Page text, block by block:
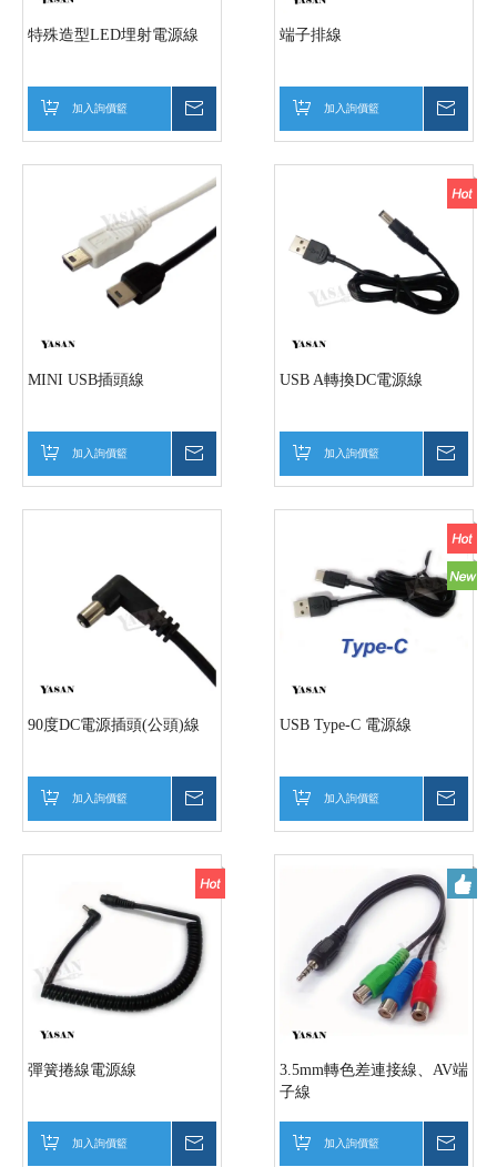
特殊造型LED埋射電源線
加入詢價籃
端子排線
加入詢價籃
MINI USB插頭線
加入詢價籃
USB A轉換DC電源線
加入詢價籃
90度DC電源插頭(公頭)線
加入詢價籃
USB Type-C 電源線
加入詢價籃
彈簧捲線電源線
加入詢價籃
3.5mm轉色差連接線、AV端
子線
加入詢價籃